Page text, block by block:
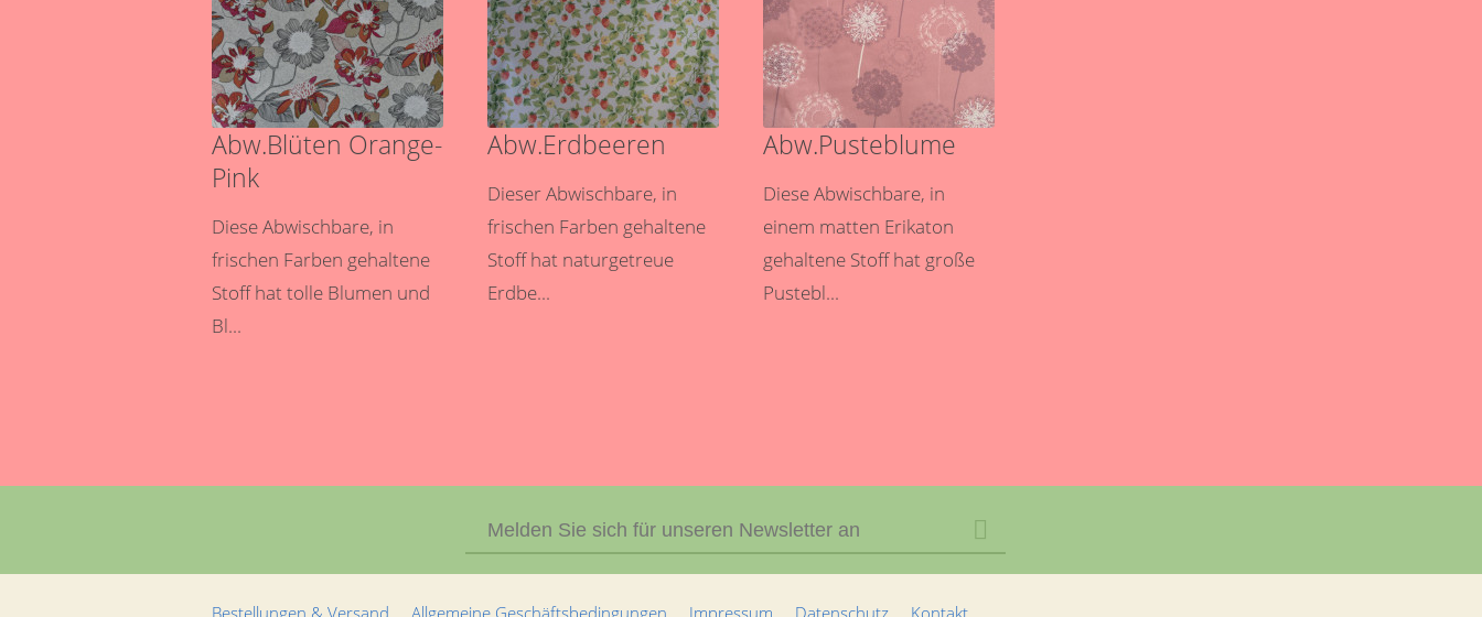
Abw.Blüten Orange-
Pink
Diese Abwischbare, in
frischen Farben gehaltene
Stoff hat tolle Blumen und
Bl...
Abw.Erdbeeren
Dieser Abwischbare, in
frischen Farben gehaltene
Stoff hat naturgetreue
Erdbe...
Abw.Pusteblume
Diese Abwischbare, in
einem matten Erikaton
gehaltene Stoff hat große
Pustebl...
Bestellungen & Versand Allgemeine Geschäftsbedingungen Impressum Datenschutz Kontakt